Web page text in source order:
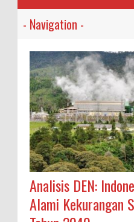
Analisis DEN:
Alami Kekurangan